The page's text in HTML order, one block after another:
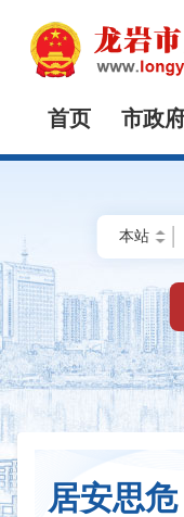
首页 市政
居安思